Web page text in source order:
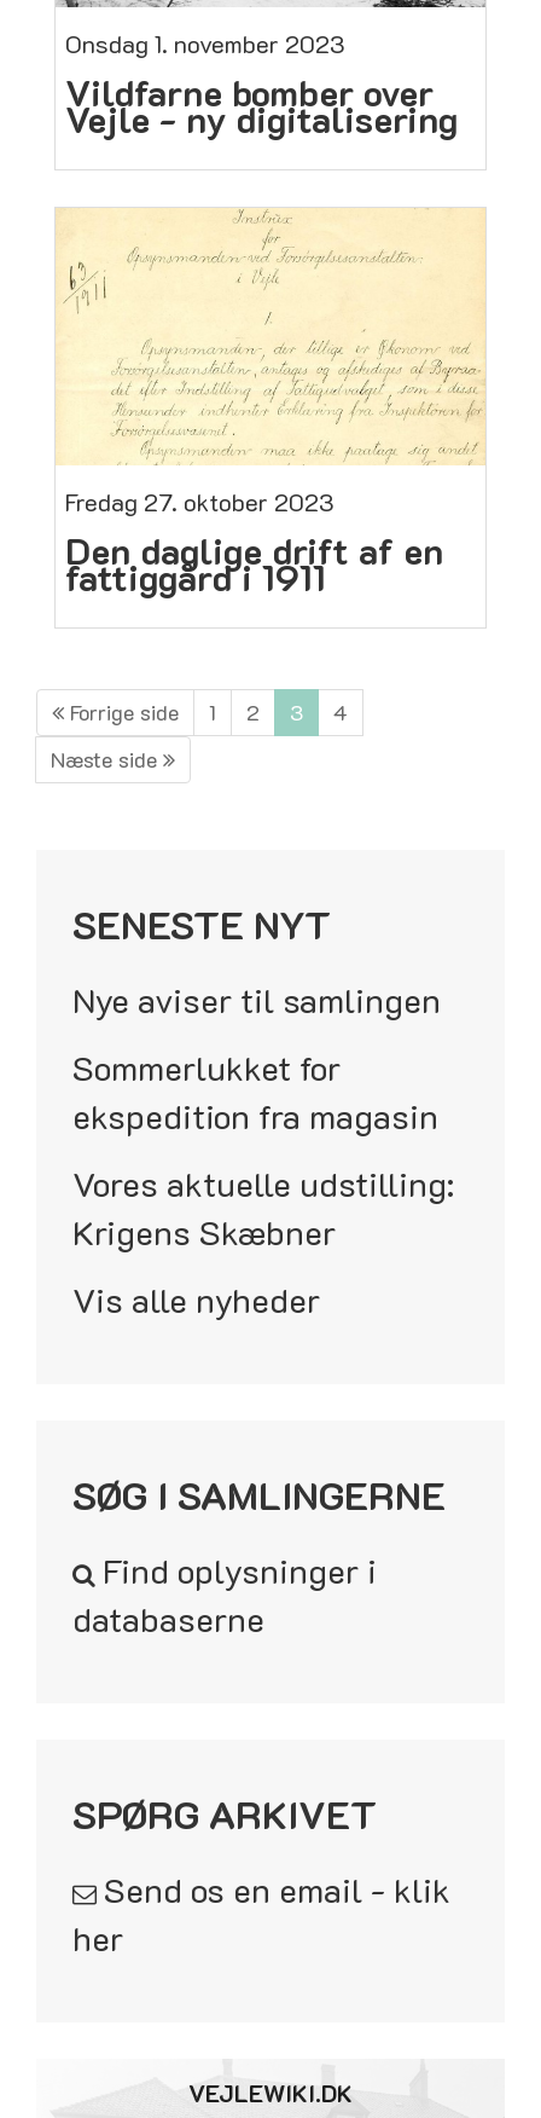
Onsdag 1. november 2023
Vildfarne bomber over
Vejle - ny digitalisering
Fredag 27. oktober 2023
Den daglige drift af en
fattiggård i 1911
Forrige side 1 2 3
4
Næste side
SENESTE NYT
Nye aviser til samlingen
Sommerlukket for
ekspedition fra magasin
Vores aktuelle udstilling:
Krigens Skæbner
Vis alle nyheder
SØG I SAMLINGERNE
Find oplysninger i
databaserne
SPØRG ARKIVET
Send os en email - klik
her
VEJLEWIKI.DK